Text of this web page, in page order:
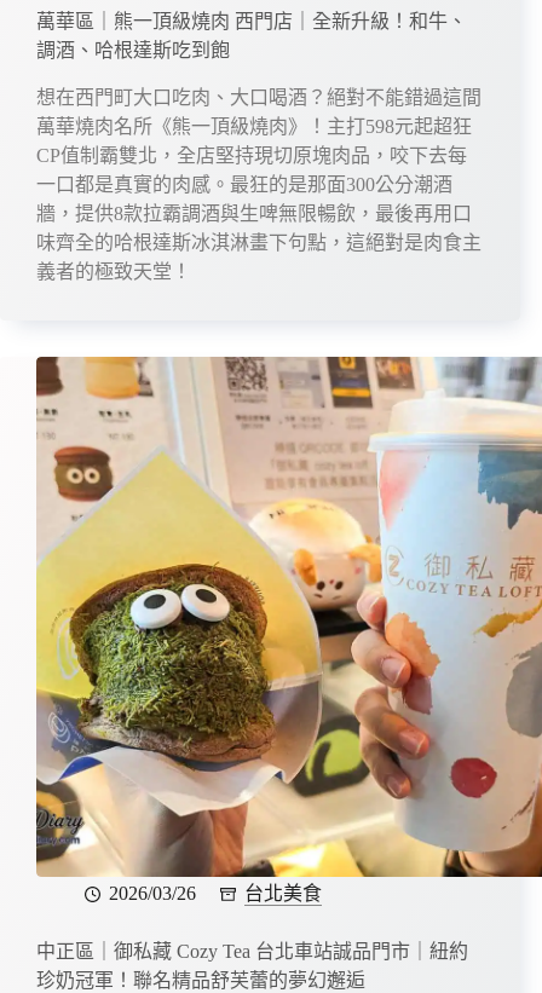
萬華區｜熊一頂級燒肉 西門店｜全新升級！和牛、
調酒、哈根達斯吃到飽
想在西門町大口吃肉、大口喝酒？絕對不能錯過這間
萬華燒肉名所《熊一頂級燒肉》！主打598元起超狂
CP值制霸雙北，全店堅持現切原塊肉品，咬下去每
一口都是真實的肉感。最狂的是那面300公分潮酒
牆，提供8款拉霸調酒與生啤無限暢飲，最後再用口
味齊全的哈根達斯冰淇淋畫下句點，這絕對是肉食主
義者的極致天堂！
2026/03/26 台北美食
中正區｜御私藏 Cozy Tea 台北車站誠品門市｜紐約
珍奶冠軍！聯名精品舒芙蕾的夢幻邂逅